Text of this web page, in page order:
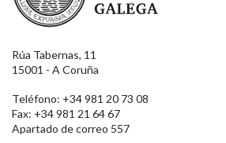
Rúa Tabernas, 11
15001 - A Coruña
Teléfono: +34 981 20 73 08
Fax: +34 981 21 64 67
Apartado de correo 557